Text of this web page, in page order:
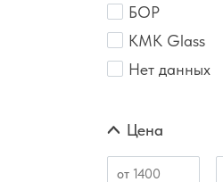
БОР
КМК Glass
Нет данных
Цена